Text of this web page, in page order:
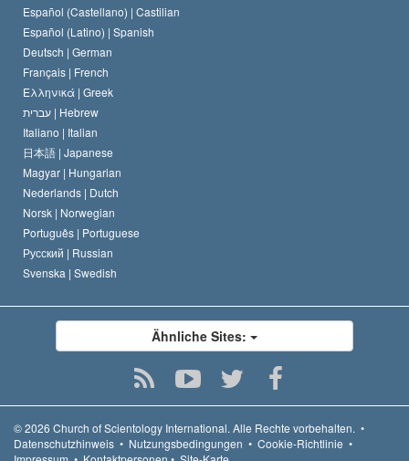
David Miscavige
Español (Castellano) | Castilian
Español (Latino) | Spanish
Deutsch | German
Français | French
Ελληνικά | Greek
עברית | Hebrew
Italiano | Italian
日本語 | Japanese
Magyar | Hungarian
Nederlands | Dutch
Norsk | Norwegian
Português | Portuguese
Русский | Russian
Svenska | Swedish
Ähnliche Sites:
© 2026 Church of Scientology International. Alle Rechte vorbehalten. •
Datenschutzhinweis • Nutzungsbedingungen • Cookie-Richtlinie •